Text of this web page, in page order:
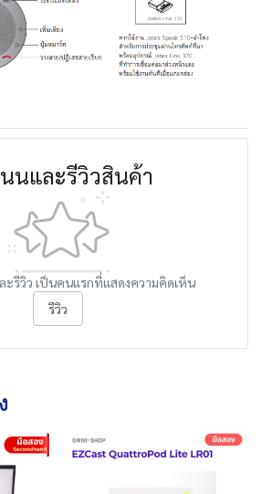
นและรีวิวสินค้า
ะรีวิว เป็นคนแรกที่แสดงความคิดเห็น
รีวิว